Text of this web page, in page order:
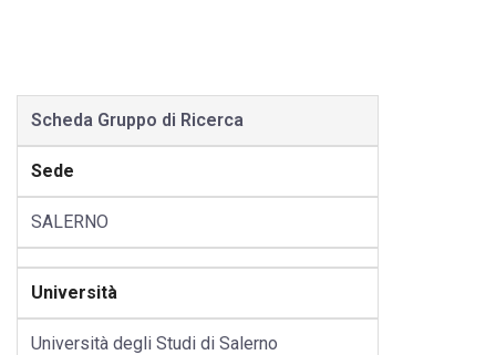
Scheda Gruppo di Ricerca
Sede
SALERNO
Università
Università degli Studi di Salerno